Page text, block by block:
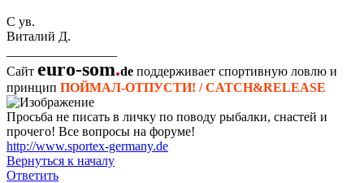
С ув.
Виталий Д.
Сайт euro-som.de поддерживает спортивную ловлю и
принцип ПОЙМАЛ-ОТПУСТИ! / CATCH&RELEASE
Просьба не писать в личку по поводу рыбалки, снастей и
прочего! Все вопросы на форуме!
http://www.sportex-germany.de
Вернуться к началу
Ответить